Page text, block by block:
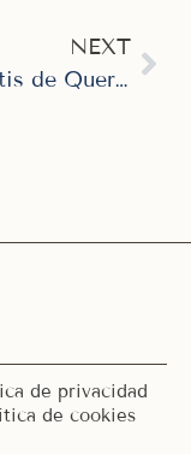
NEXT
Tendinitis de Quervain – Síntomas y Tratamientos
de privacidad
de cookies